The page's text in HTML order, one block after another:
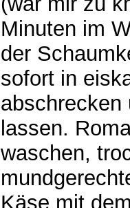
Minuten im
der
sofort in
abschrecken
lassen.
waschen,
Käse mit